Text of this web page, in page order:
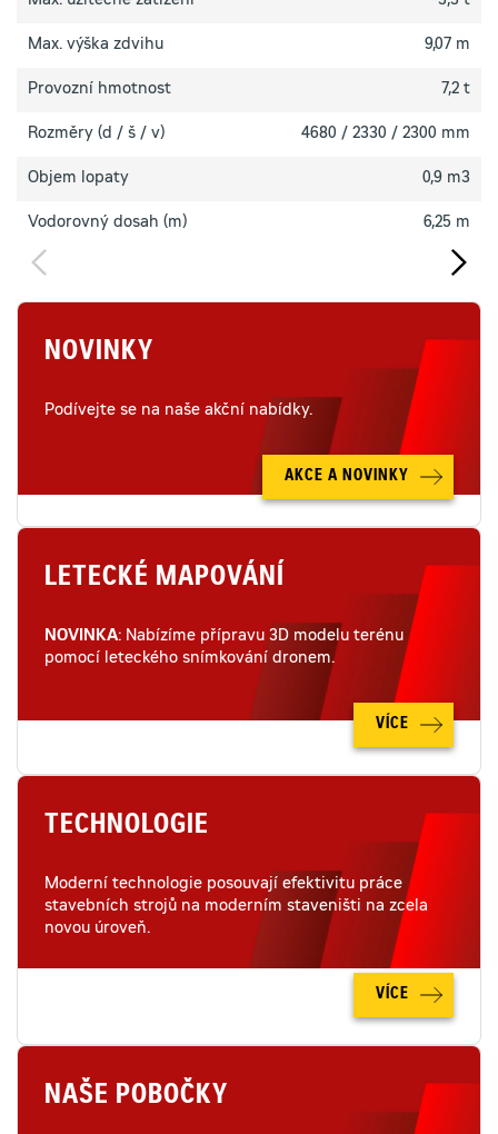
Max. výška zdvihu 9,07 m
Provozní hmotnost 7,2 t
Rozměry (d / š / v) 4680 / 2330 / 2300 mm
Objem lopaty 0,9 m3
Vodorovný dosah (m) 6,25 m
NOVINKY
Podívejte se na naše akční nabídky.
AKCE A NOVINKY
LETECKÉ MAPOVÁNÍ
NOVINKA: Nabízíme přípravu 3D modelu terénu
pomocí leteckého snímkování dronem.
VÍCE
TECHNOLOGIE
Moderní technologie posouvají efektivitu práce
stavebních strojů na moderním staveništi na zcela
novou úroveň.
VÍCE
NAŠE POBOČKY